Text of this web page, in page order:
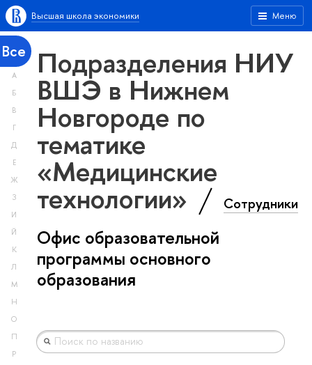
Меню
Высшая школа экономики
Все
А
Б
В
Г
Д
Е
Ж
З
И
Й
К
Л
М
Н
О
П
Р
Подразделения НИУ
ВШЭ в Нижнем
Новгороде по
тематике
«Медицинские
технологии» Сотрудники
Офис образовательной
программы основного
образования